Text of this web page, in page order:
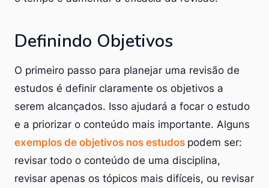
Definindo Objetivos
O primeiro passo para planejar uma revisão de
estudos é definir claramente os objetivos a
serem alcançados. Isso ajudará a focar o estudo
e a priorizar o conteúdo mais importante. Alguns
exemplos de objetivos nos estudos podem ser:
revisar todo o conteúdo de uma disciplina,
revisar apenas os tópicos mais difíceis, ou revisar